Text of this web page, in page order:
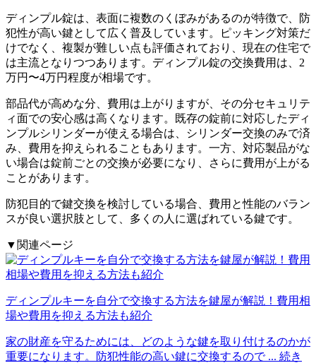
ディンプル錠は、表面に複数のくぼみがあるのが特徴で、防
犯性が高い鍵として広く普及しています。ピッキング対策だ
けでなく、複製が難しい点も評価されており、現在の住宅で
は主流となりつつあります。ディンプル錠の交換費用は、2
万円〜4万円程度が相場です。
部品代が高めな分、費用は上がりますが、その分セキュリテ
ィ面での安心感は高くなります。既存の錠前に対応したディ
ンプルシリンダーが使える場合は、シリンダー交換のみで済
み、費用を抑えられることもあります。一方、対応製品がな
い場合は錠前ごとの交換が必要になり、さらに費用が上がる
ことがあります。
防犯目的で鍵交換を検討している場合、費用と性能のバラン
スが良い選択肢として、多くの人に選ばれている鍵です。
▼関連ページ
ディンプルキーを自分で交換する方法を鍵屋が解説！費用相
場や費用を抑える方法も紹介
家の財産を守るためには、どのような鍵を取り付けるのかが
重要になります。防犯性能の高い鍵に交換するので... 続き